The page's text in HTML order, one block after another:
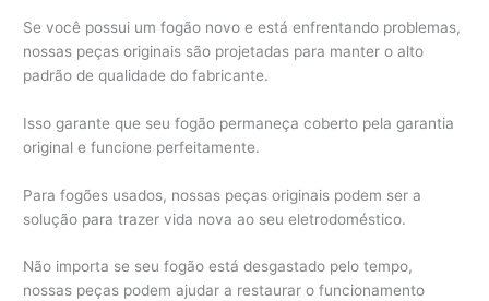
Se você possui um fogão novo e está enfrentando problemas,
nossas peças originais são projetadas para manter o alto
padrão de qualidade do fabricante.
Isso garante que seu fogão permaneça coberto pela garantia
original e funcione perfeitamente.
Para fogões usados, nossas peças originais podem ser a
solução para trazer vida nova ao seu eletrodoméstico.
Não importa se seu fogão está desgastado pelo tempo,
nossas peças podem ajudar a restaurar o funcionamento